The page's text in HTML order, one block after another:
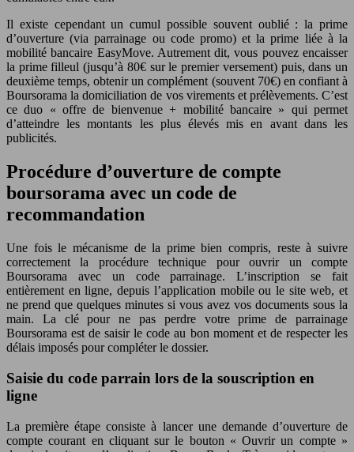
Il existe cependant un cumul possible souvent oublié : la prime
d’ouverture (via parrainage ou code promo) et la prime liée à la
mobilité bancaire EasyMove. Autrement dit, vous pouvez encaisser
la prime filleul (jusqu’à 80€ sur le premier versement) puis, dans un
deuxième temps, obtenir un complément (souvent 70€) en confiant à
Boursorama la domiciliation de vos virements et prélèvements. C’est
ce duo « offre de bienvenue + mobilité bancaire » qui permet
d’atteindre les montants les plus élevés mis en avant dans les
publicités.
Procédure d’ouverture de compte
boursorama avec un code de
recommandation
Une fois le mécanisme de la prime bien compris, reste à suivre
correctement la procédure technique pour ouvrir un compte
Boursorama avec un code parrainage. L’inscription se fait
entièrement en ligne, depuis l’application mobile ou le site web, et
ne prend que quelques minutes si vous avez vos documents sous la
main. La clé pour ne pas perdre votre prime de parrainage
Boursorama est de saisir le code au bon moment et de respecter les
délais imposés pour compléter le dossier.
Saisie du code parrain lors de la souscription en
ligne
La première étape consiste à lancer une demande d’ouverture de
compte courant en cliquant sur le bouton « Ouvrir un compte »